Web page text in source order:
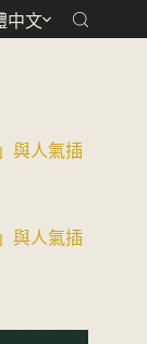
中文
與人氣插
與人氣插